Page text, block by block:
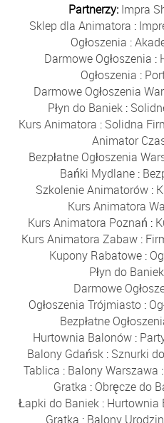
Partnerzy: Impra
Sklep dla Animatora :
Ogłoszenia :
Darmowe Ogłoszenia :
Ogłoszenia :
Darmowe Ogłoszenia
Płyn do Baniek:
Kurs Animatora : Solidna
Animator
Bezpłatne Ogłoszenia
Bańki Mydlane:
Szkolenie Animatorów:
Kurs Animatora
Kurs Animatora Poznań :
Kurs Animatora Zabaw :
Kupony Rabatowe :
Płyn do
Darmowe
Ogłoszenia Trójmiasto :
Bezpłatne
Hurtownia Balonów :
Balony Gdańsk : Sznurki
Tablica : Balony Warszawa :
Gratka : Obręcze do
Łapki do Baniek: Hurtownia
Gratka : Balony